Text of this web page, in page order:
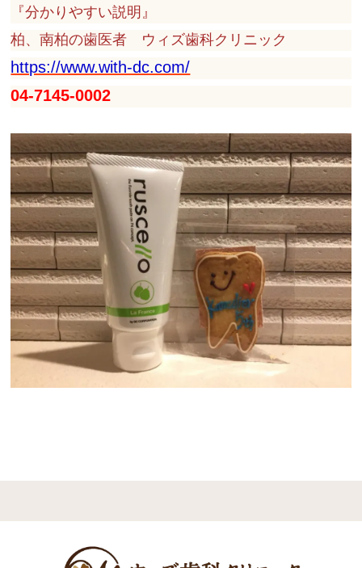
『分かりやすい説明』
柏、南柏の歯医者 ウィズ歯科クリニック
https://www.with-dc.com/
04-7145-0002